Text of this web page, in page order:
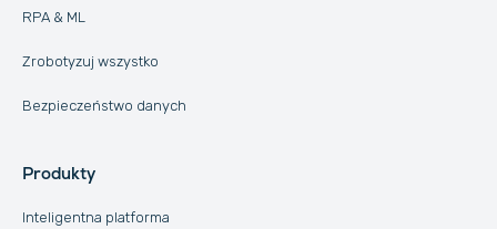
RPA & ML
Zrobotyzuj wszystko
Bezpieczeństwo danych
Produkty
Inteligentna platforma